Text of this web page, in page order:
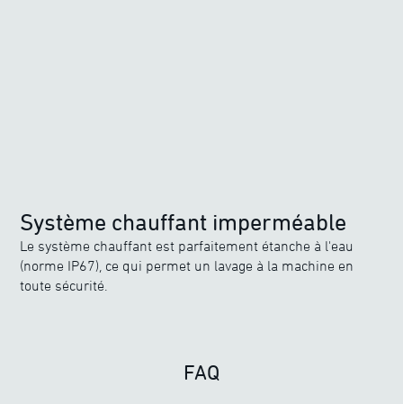
Système chauffant imperméable
Le système chauffant est parfaitement étanche à l'eau
(norme IP67), ce qui permet un lavage à la machine en
toute sécurité.
FAQ